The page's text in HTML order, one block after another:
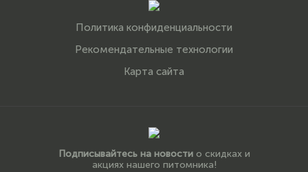
Политика конфиденциальности
Рекомендательные технологии
Карта сайта
Подписывайтесь на новостио скидках и
акциях нашего питомника!